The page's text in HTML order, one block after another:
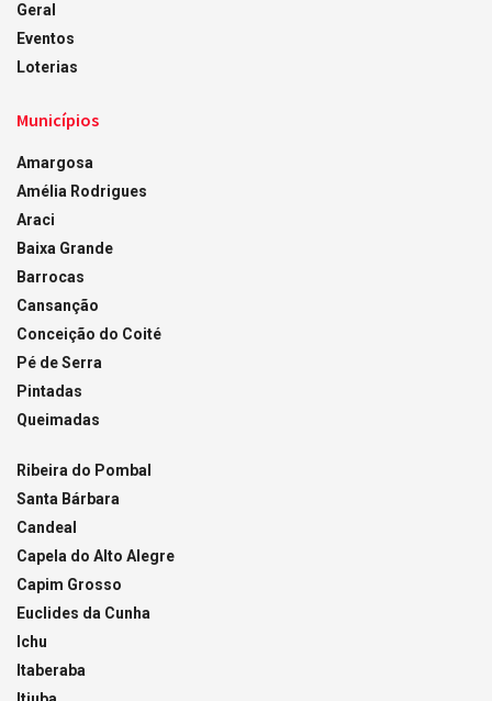
Geral
Eventos
Loterias
Municípios
Amargosa
Amélia Rodrigues
Araci
Baixa Grande
Barrocas
Cansanção
Conceição do Coité
Pé de Serra
Pintadas
Queimadas
Ribeira do Pombal
Santa Bárbara
Candeal
Capela do Alto Alegre
Capim Grosso
Euclides da Cunha
Ichu
Itaberaba